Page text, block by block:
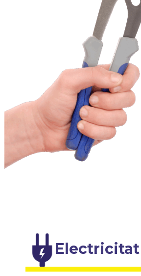
Electricitat